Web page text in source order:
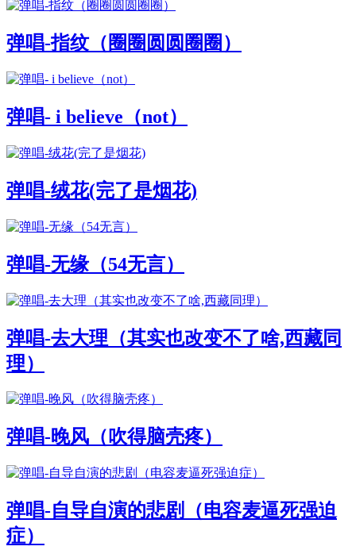
弹唱-指纹（圈圈圆圆圈圈）
弹唱- i believe（not）
弹唱-绒花(完了是烟花)
弹唱-无缘（54无言）
弹唱-去大理（其实也改变不了啥,西藏同
理）
弹唱-晚风（吹得脑壳疼）
弹唱-自导自演的悲剧（电容麦逼死强迫
症）